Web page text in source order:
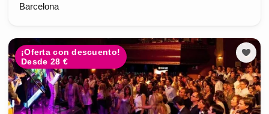
Barcelona
¡Oferta con descuento!
Desde 28 €